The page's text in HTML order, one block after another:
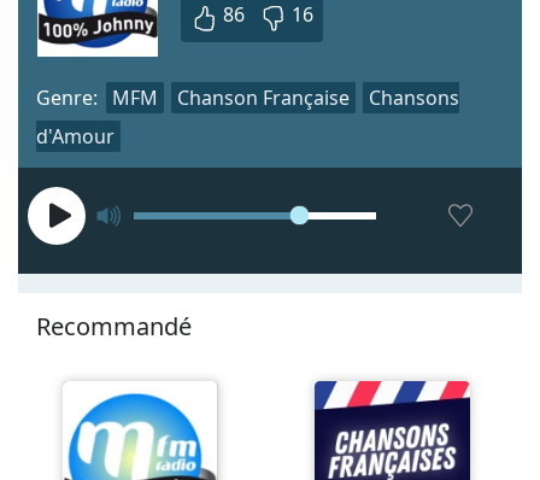
86 16
Genre: MFM Chanson Française
Chansons
d'Amour
Recommandé